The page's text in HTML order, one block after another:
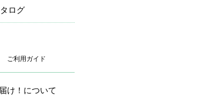
ログ
ご利用ガイド
け！について